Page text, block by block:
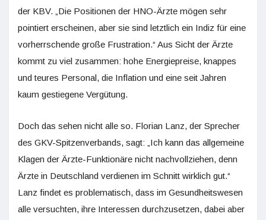
der KBV. „Die Positionen der HNO-Ärzte mögen sehr
pointiert erscheinen, aber sie sind letztlich ein Indiz für eine
vorherrschende große Frustration.“ Aus Sicht der Ärzte
kommt zu viel zusammen: hohe Energiepreise, knappes
und teures Personal, die Inflation und eine seit Jahren
kaum gestiegene Vergütung.
Doch das sehen nicht alle so. Florian Lanz, der Sprecher
des GKV-Spitzenverbands, sagt: „Ich kann das allgemeine
Klagen der Ärzte-Funktionäre nicht nachvollziehen, denn
Ärzte in Deutschland verdienen im Schnitt wirklich gut.“
Lanz findet es problematisch, dass im Gesundheitswesen
alle versuchten, ihre Interessen durchzusetzen, dabei aber